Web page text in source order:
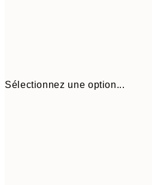
Sélectionnez une option...